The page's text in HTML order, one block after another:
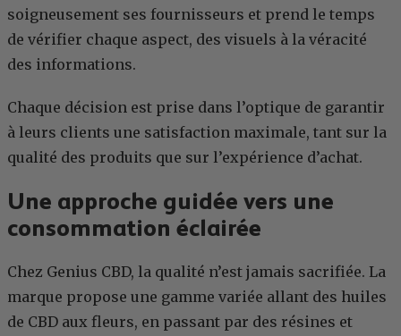
soigneusement ses fournisseurs et prend le temps
de vérifier chaque aspect, des visuels à la véracité
des informations.
Chaque décision est prise dans l’optique de garantir
à leurs clients une satisfaction maximale, tant sur la
qualité des produits que sur l’expérience d’achat.
Une approche guidée vers une
consommation éclairée
Chez Genius CBD, la qualité n’est jamais sacrifiée. La
marque propose une gamme variée allant des huiles
de CBD aux fleurs, en passant par des résines et